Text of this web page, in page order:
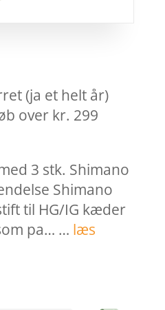
(ja et helt år)
over kr. 299
3 stk. Shimano
Shimano
til HG/IG kæder
pa… … læs